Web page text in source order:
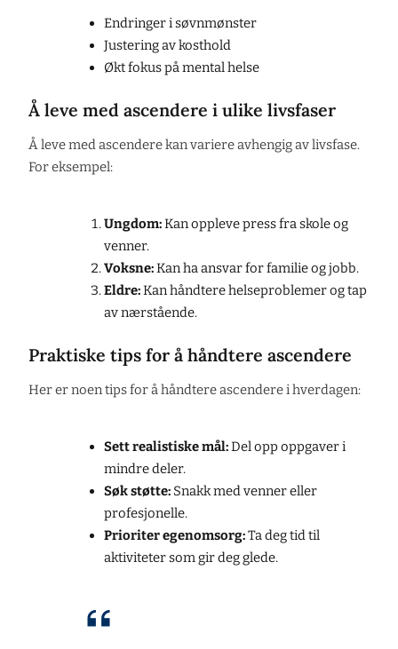
Endringer i søvnmønster
Justering av kosthold
Økt fokus på mental helse
Å leve med ascendere i ulike livsfaser
Å leve med ascendere kan variere avhengig av livsfase.
For eksempel:
Ungdom:Kan oppleve press fra skole og
venner.
Voksne:Kan ha ansvar for familie og jobb.
Eldre:Kan håndtere helseproblemer og tap
av nærstående.
Praktiske tips for å håndtere ascendere
Her er noen tips for å håndtere ascendere i hverdagen:
Sett realistiske mål:Del opp oppgaver i
mindre deler.
Søk støtte:Snakk med venner eller
profesjonelle.
Prioriter egenomsorg:Ta deg tid til
aktiviteter som gir deg glede.